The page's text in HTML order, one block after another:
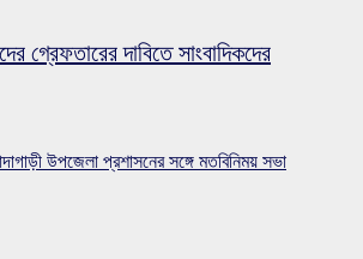
গ্রেফতারের দাবিতে সাংবাদিকদের
উপজেলা প্রশাসনের সঙ্গে মতবিনিময় সভা